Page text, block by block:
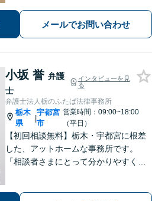
観点から解決策をご提案してまいりま
す。【休日・夜間対応】
メールでお問い合わせ
小坂 誉 弁護
士
インタビューを見
る
弁護士法人栃のふたば法律事務所
栃木
県
|
宇都宮
市
営業時間：09:00~18:00
（平日）
【初回相談無料】栃木・宇都宮に根差
した、アットホームな事務所です。
「相談者さまにとって分かりやすく説